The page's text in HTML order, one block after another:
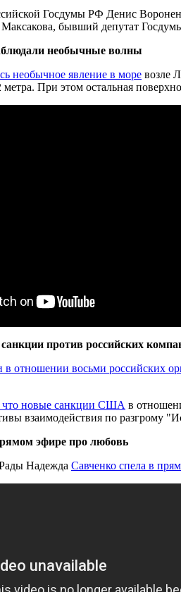
Госдумы РФ Денис
бывший депутат
необычные волны
необычное явление в море возле
При этом остальная
против российских
отношении восьми российских
новые санкции США в
взаимодействия по разгрому
эфире про любовь
Надежда Савченко спела в